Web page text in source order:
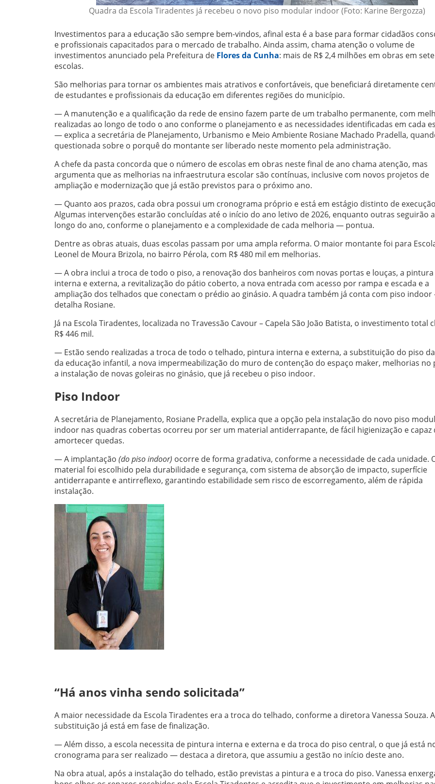
Quadra da Escola Tiradentes já recebeu o novo piso modular indoor (Foto: Karine Bergozza)
Investimentos para a educação são sempre bem-vindos, afinal esta é a base para formar cidadãos
e profissionais capacitados para o mercado de trabalho. Ainda assim, chama atenção o volume de
investimentos anunciado pela Prefeitura de Flores da Cunha: mais de R$ 2,4 milhões em obras em sete
escolas.
São melhorias para tornar os ambientes mais atrativos e confortáveis, que beneficiará diretamente
de estudantes e profissionais da educação em diferentes regiões do município.
— A manutenção e a qualificação da rede de ensino fazem parte de um trabalho permanente, com
realizadas ao longo de todo o ano conforme o planejamento e as necessidades identificadas em cada
— explica a secretária de Planejamento, Urbanismo e Meio Ambiente Rosiane Machado Pradella,
questionada sobre o porquê do montante ser liberado neste momento pela administração.
A chefe da pasta concorda que o número de escolas em obras neste final de ano chama atenção, mas
argumenta que as melhorias na infraestrutura escolar são contínuas, inclusive com novos projetos de
ampliação e modernização que já estão previstos para o próximo ano.
— Quanto aos prazos, cada obra possui um cronograma próprio e está em estágio distinto de
Algumas intervenções estarão concluídas até o início do ano letivo de 2026, enquanto outras seguirão
longo do ano, conforme o planejamento e a complexidade de cada melhoria — pontua.
Dentre as obras atuais, duas escolas passam por uma ampla reforma. O maior montante foi para
Leonel de Moura Brizola, no bairro Pérola, com R$ 480 mil em melhorias.
— A obra inclui a troca de todo o piso, a renovação dos banheiros com novas portas e louças, a pintura
interna e externa, a revitalização do pátio coberto, a nova entrada com acesso por rampa e escada e a
ampliação dos telhados que conectam o prédio ao ginásio. A quadra também já conta com piso
detalha Rosiane.
Já na Escola Tiradentes, localizada no Travessão Cavour – Capela São João Batista, o investimento total
R$ 446 mil.
— Estão sendo realizadas a troca de todo o telhado, pintura interna e externa, a substituição do piso
da educação infantil, a nova impermeabilização do muro de contenção do espaço maker, melhorias no
a instalação de novas goleiras no ginásio, que já recebeu o piso indoor.
Piso Indoor
A secretária de Planejamento, Rosiane Pradella, explica que a opção pela instalação do novo piso
indoor nas quadras cobertas ocorreu por ser um material antiderrapante, de fácil higienização e capaz
amortecer quedas.
— A implantação (do piso indoor) ocorre de forma gradativa, conforme a necessidade de cada unidade.
material foi escolhido pela durabilidade e segurança, com sistema de absorção de impacto, superfície
antiderrapante e antirreflexo, garantindo estabilidade sem risco de escorregamento, além de rápida
instalação.
“Há anos vinha sendo solicitada”
A maior necessidade da Escola Tiradentes era a troca do telhado, conforme a diretora Vanessa Souza. A
substituição já está em fase de finalização.
— Além disso, a escola necessita de pintura interna e externa e da troca do piso central, o que já está
cronograma para ser realizado — destaca a diretora, que assumiu a gestão no início deste ano.
Na obra atual, após a instalação do telhado, estão previstas a pintura e a troca do piso. Vanessa